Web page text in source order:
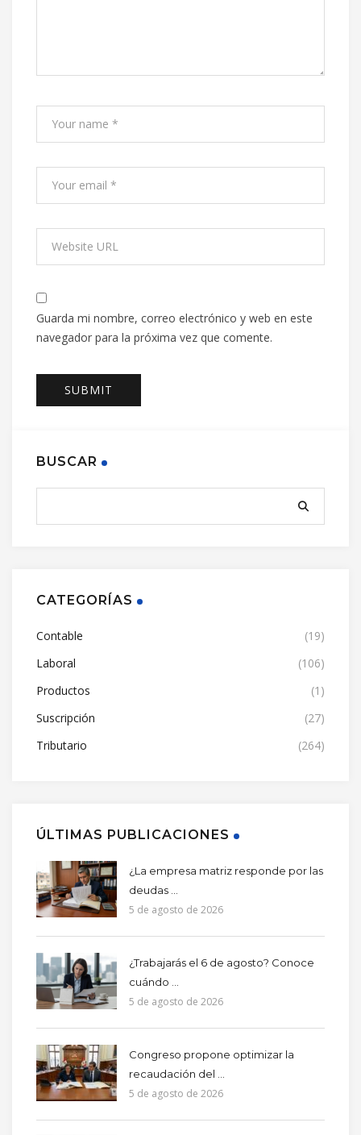
Guarda mi nombre, correo electrónico y web en este
navegador para la próxima vez que comente.
BUSCAR
CATEGORÍAS
Contable
(19)
Laboral
(106)
Productos
(1)
Suscripción
(27)
Tributario
(264)
ÚLTIMAS PUBLICACIONES
¿La empresa matriz responde por las
deudas ...
5 de agosto de 2026
¿Trabajarás el 6 de agosto? Conoce
cuándo ...
5 de agosto de 2026
Congreso propone optimizar la
recaudación del ...
5 de agosto de 2026